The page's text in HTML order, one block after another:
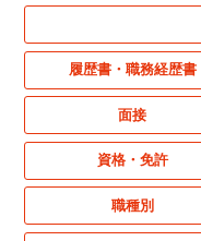
履歴書・職務経歴書
面接
資格・免許
職種別